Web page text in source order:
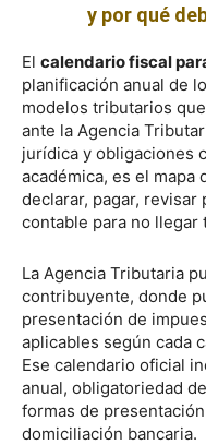
y por qué
El calendario fiscal
planificación anual de
modelos tributarios
ante la Agencia
jurídica y obligaciones
académica, es el mapa
declarar, pagar,
contable para no llegar
La Agencia Tributaria
contribuyente, donde
presentación de
aplicables según cada
Ese calendario oficial
anual, obligatoriedad
formas de
domiciliación bancaria.